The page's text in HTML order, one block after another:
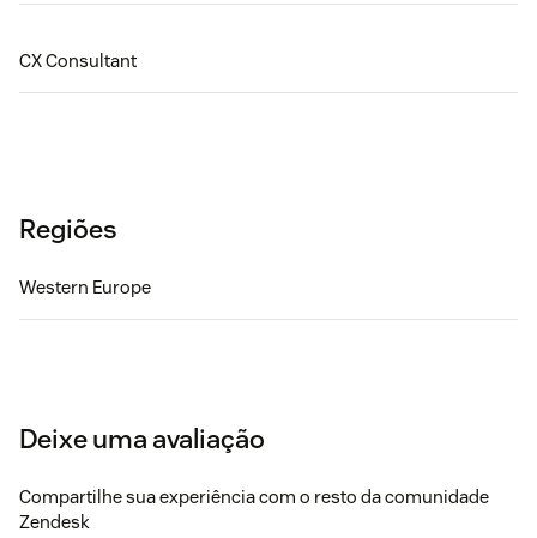
CX Consultant
Regiões
Western Europe
Deixe uma avaliação
Compartilhe sua experiência com o resto da comunidade
Zendesk